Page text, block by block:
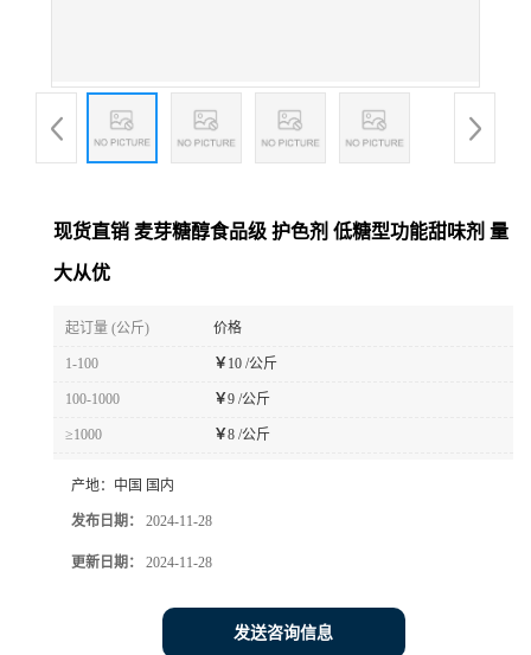
现货直销 麦芽糖醇食品级 护色剂 低糖型功能甜味剂 量
大从优
起订量 (公斤) 价格
1-100 ￥ 10 /公斤
100-1000 ￥9 /公斤
≥1000 ￥8 /公斤
产地： 中国 国内
发布日期： 2024-11-28
更新日期： 2024-11-28
发送咨询信息